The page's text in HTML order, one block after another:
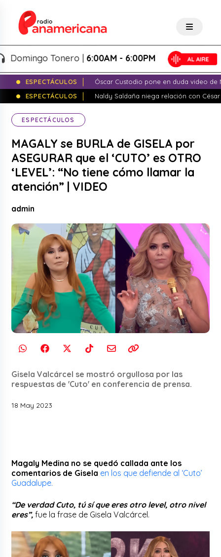
Tonero |6:00AM - 6:00PM
ESPECTÁCULOS
Óscar Custodio pone en duda video de
ESPECTÁCULOS
Naldy Saldaña niega relación con
ESPECTÁCULOS
MAGALY se BURLA de GISELA por
ASEGURAR que el ‘CUTO’ es OTRO
‘LEVEL’: “No tiene cómo llamar la
atención” | VIDEO
admin
Gisela Valcárcel se mostró orgullosa por las
respuestas de 'Cuto' en conferencia de prensa.
18 May 2023
Magaly Medina no se quedó callada ante los
comentarios de Gisela en los que defiende al ‘Cuto’
Guadalupe.
“De verdad Cuto, tú sí que eres otro level, otro nivel
eres”, fue la frase de Gisela Valcárcel.